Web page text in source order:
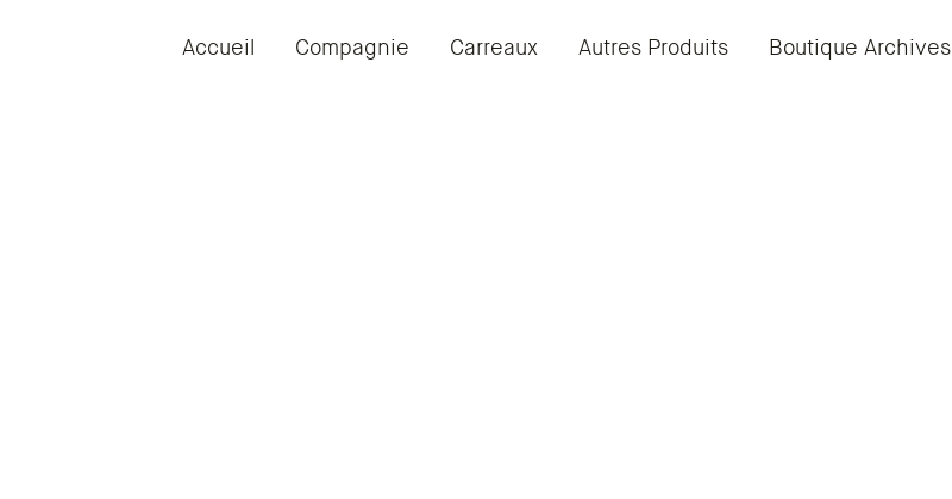
Accueil Compagnie Carreaux Autres Produits Boutique Archives